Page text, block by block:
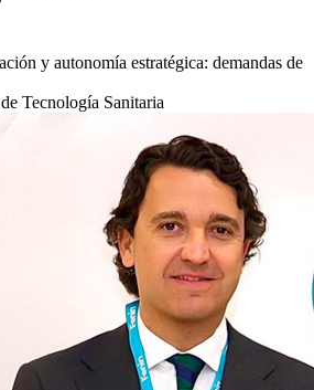
y autonomía estratégica: demandas de
Tecnología Sanitaria